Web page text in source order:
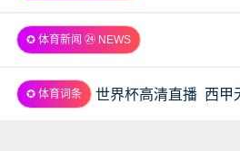
✪ 体育新闻 ㉔ NEWS
✪ 体育词条 世界杯高清直播 西甲